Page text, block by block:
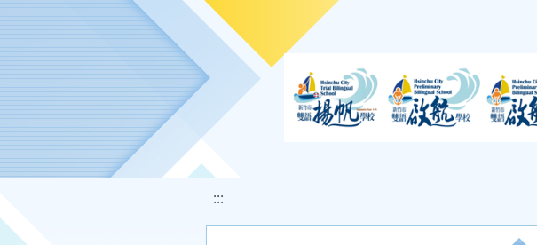
移至網頁之主要內容區位置
:::